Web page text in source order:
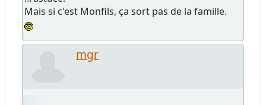
Mais si c'est Monfils, ça sort pas de la famille.
mgr